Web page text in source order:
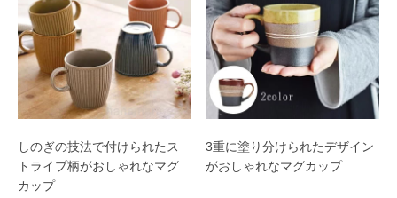
しのぎの技法で付けられたス
トライプ柄がおしゃれなマグ
カップ
3重に塗り分けられたデザイン
がおしゃれなマグカップ